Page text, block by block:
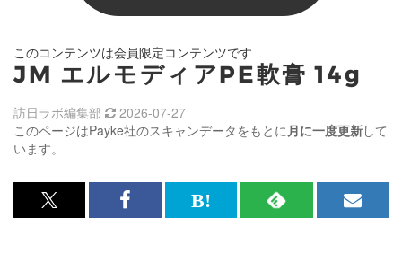
このコンテンツは会員限定コンテンツです
JM エルモディアPE軟膏 14g
このページはPayke社のスキャンデータをもとに月に一度更新して
います。
訪日ラボ編集部 2026-07-27
x<br>
Facebook<br>
は
RSS
メ